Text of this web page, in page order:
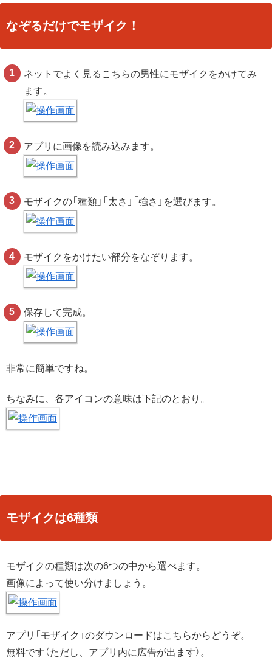
なぞるだけでモザイク！
ネットでよく見るこちらの男性にモザイクをかけてみ
ます。
アプリに画像を読み込みます。
モザイクの「種類」「太さ」「強さ」を選びます。
モザイクをかけたい部分をなぞります。
保存して完成。
非常に簡単ですね。
ちなみに、各アイコンの意味は下記のとおり。
モザイクは6種類
モザイクの種類は次の6つの中から選べます。
画像によって使い分けましょう。
アプリ「モザイク」のダウンロードはこちらからどうぞ。
無料です（ただし、アプリ内に広告が出ます）。